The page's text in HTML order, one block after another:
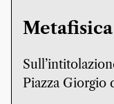
Piazza Giorgio